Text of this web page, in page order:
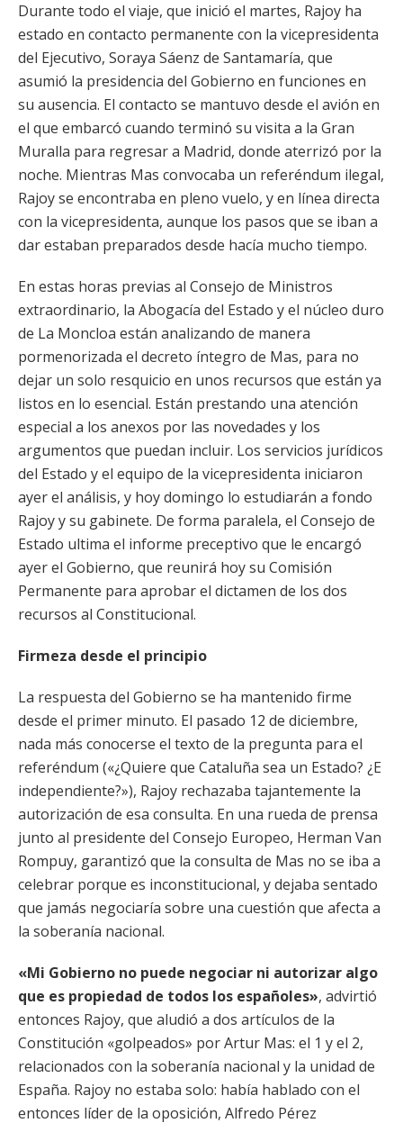
Durante todo el viaje, que inició el martes, Rajoy ha
estado en contacto permanente con la vicepresidenta
del Ejecutivo, Soraya Sáenz de Santamaría, que
asumió la presidencia del Gobierno en funciones en
su ausencia. El contacto se mantuvo desde el avión en
el que embarcó cuando terminó su visita a la Gran
Muralla para regresar a Madrid, donde aterrizó por la
noche. Mientras Mas convocaba un referéndum ilegal,
Rajoy se encontraba en pleno vuelo, y en línea directa
con la vicepresidenta, aunque los pasos que se iban a
dar estaban preparados desde hacía mucho tiempo.
En estas horas previas al Consejo de Ministros
extraordinario, la Abogacía del Estado y el núcleo duro
de La Moncloa están analizando de manera
pormenorizada el decreto íntegro de Mas, para no
dejar un solo resquicio en unos recursos que están ya
listos en lo esencial. Están prestando una atención
especial a los anexos por las novedades y los
argumentos que puedan incluir. Los servicios jurídicos
del Estado y el equipo de la vicepresidenta iniciaron
ayer el análisis, y hoy domingo lo estudiarán a fondo
Rajoy y su gabinete. De forma paralela, el Consejo de
Estado ultima el informe preceptivo que le encargó
ayer el Gobierno, que reunirá hoy su Comisión
Permanente para aprobar el dictamen de los dos
recursos al Constitucional.
Firmeza desde el principio
La respuesta del Gobierno se ha mantenido firme
desde el primer minuto. El pasado 12 de diciembre,
nada más conocerse el texto de la pregunta para el
referéndum («¿Quiere que Cataluña sea un Estado? ¿E
independiente?»), Rajoy rechazaba tajantemente la
autorización de esa consulta. En una rueda de prensa
junto al presidente del Consejo Europeo, Herman Van
Rompuy, garantizó que la consulta de Mas no se iba a
celebrar porque es inconstitucional, y dejaba sentado
que jamás negociaría sobre una cuestión que afecta a
la soberanía nacional.
«Mi Gobierno no puede negociar ni autorizar algo
que es propiedad de todos los españoles», advirtió
entonces Rajoy, que aludió a dos artículos de la
Constitución «golpeados» por Artur Mas: el 1 y el 2,
relacionados con la soberanía nacional y la unidad de
España. Rajoy no estaba solo: había hablado con el
entonces líder de la oposición, Alfredo Pérez